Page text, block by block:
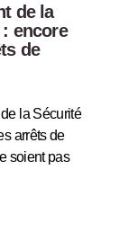
de la
encore
de
la Sécurité
arrêts de
soient pas